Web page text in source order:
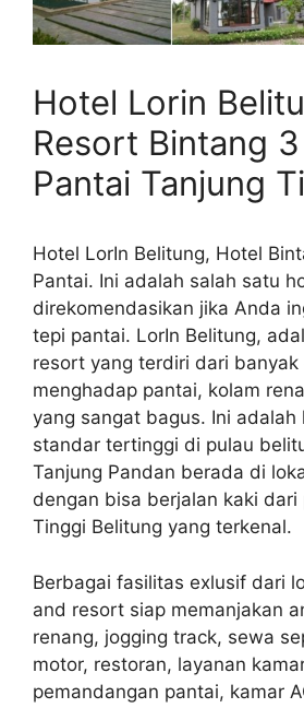
Hotel Lorin
Resort Bintang
Pantai Tanjung
Hotel LorIn Belitung, Hotel
Pantai. Ini adalah salah satu
direkomendasikan jika Anda
tepi pantai. LorIn Belitung,
resort yang terdiri dari banyak
menghadap pantai, kolam
yang sangat bagus. Ini adalah
standar tertinggi di pulau
Tanjung Pandan berada di
dengan bisa berjalan kaki dari
Tinggi Belitung yang terkenal.
Berbagai fasilitas exlusif dari
and resort siap memanjakan
renang, jogging track, sewa
motor, restoran, layanan
pemandangan pantai, kamar